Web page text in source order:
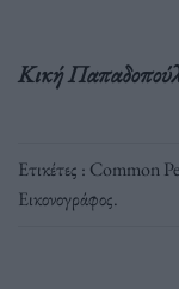
Κική
Ετικέτες : Common
Εικονογράφος.